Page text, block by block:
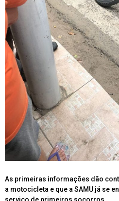
As primeiras informações dão
a motocicleta e que a SAMU já se
serviço de primeiros socorros.